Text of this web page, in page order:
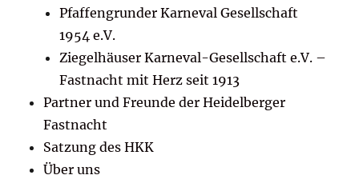
Pfaffengrunder Karneval Gesellschaft
1954 e.V.
Ziegelhäuser Karneval-Gesellschaft e.V. –
Fastnacht mit Herz seit 1913
Partner und Freunde der Heidelberger
Fastnacht
Satzung des HKK
Über uns